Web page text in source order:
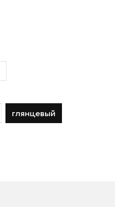
глянцевый